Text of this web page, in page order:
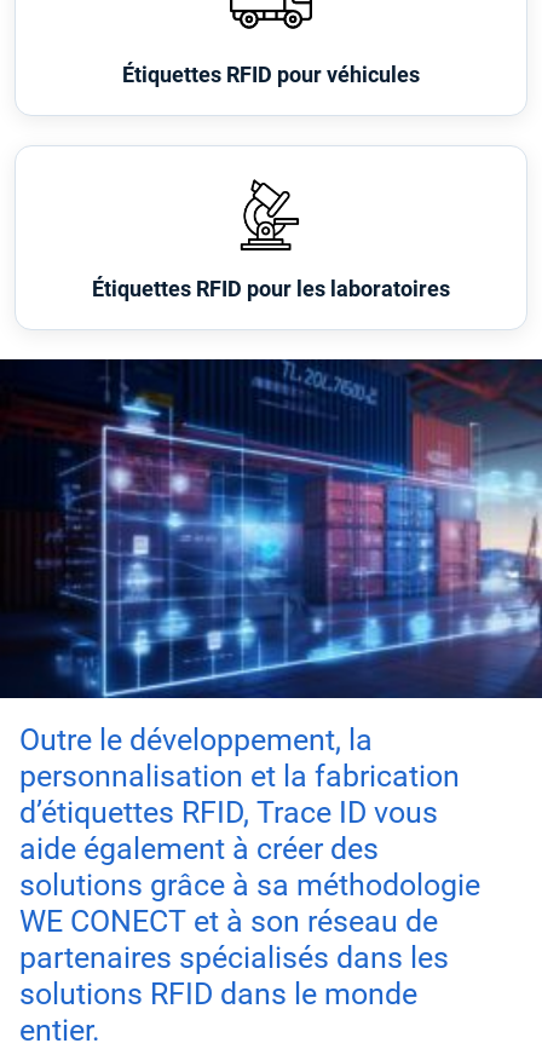
Étiquettes RFID pour véhicules
Étiquettes RFID pour les laboratoires
Outre le développement, la
personnalisation et la fabrication
d’étiquettes RFID, Trace ID vous
aide également à créer des
solutions grâce à sa méthodologie
WE CONECT et à son réseau de
partenaires spécialisés dans les
solutions RFID dans le monde
entier.